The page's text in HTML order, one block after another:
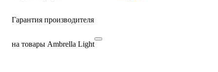
Гарантия производителя
на товары Ambrella Light